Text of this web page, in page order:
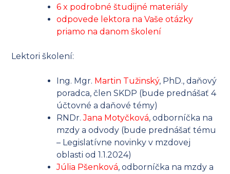
6 x podrobné študijné materiály
odpovede lektora na Vaše otázky
priamo na danom školení
Lektori školení:
Ing. Mgr. Martin Tužinský, PhD., daňový
poradca, člen SKDP (bude prednášať 4
účtovné a daňové témy)
RNDr.Jana Motyčková, odborníčka na
mzdy a odvody (bude prednášať tému
– Legislatívne novinky v mzdovej
oblasti od 1.1.2024)
Júlia Pšenková, odborníčka na mzdy a